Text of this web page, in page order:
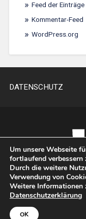
Feed der Einträge
Kommentar-Feed
WordPress.org
DATENSCHUTZ
Um unsere Webseite
fortlaufend verbessern
Durch die weitere
Verwendung von
Weitere Informationen
Datenschutzerklärung
OK